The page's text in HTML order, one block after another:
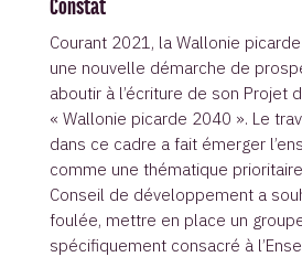
Constat
Courant 2021, la Wallonie
une nouvelle démarche de
aboutir à l’écriture de son Projet
« Wallonie picarde 2040 ». Le
dans ce cadre a fait émerger
comme une thématique
Conseil de développement a
foulée, mettre en place un
spécifiquement consacré à